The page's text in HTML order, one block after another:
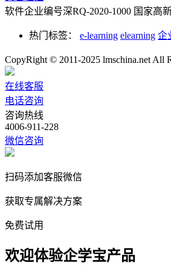
软件企业编号深RQ-2020-1000 国家高
热门标签： e-learning elearning 企
CopyRight © 2011-2025 lmschina.net
在线客服
电话咨询
咨询热线
4006-911-228
微信咨询
扫码添加客服微信
获取专属解决方案
免费试用
欢迎体验企学宝产品